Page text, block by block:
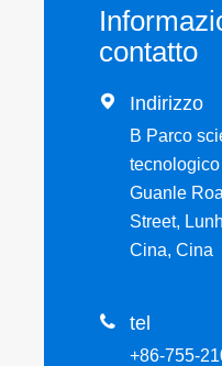
contatto
 Indirizzo
B Parco
Guanle
Street,
Cina, Cina
 tel
+86-755-